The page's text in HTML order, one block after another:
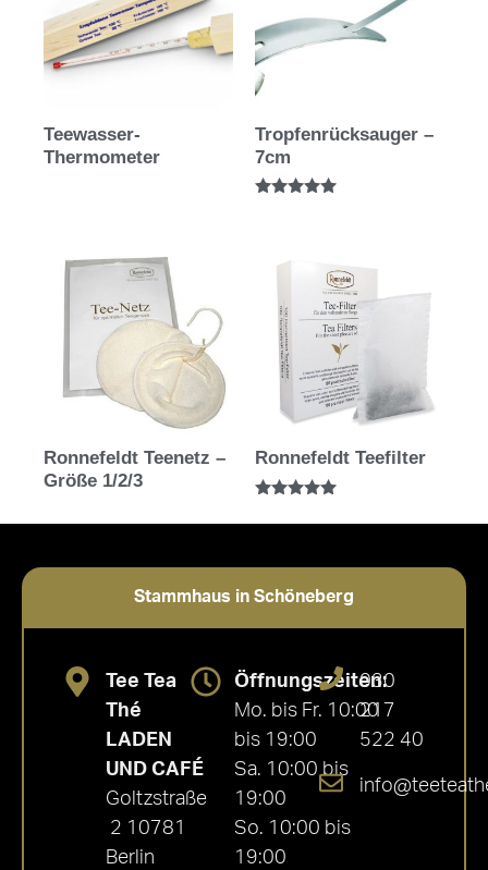
Teewasser-
Thermometer
Tropfenrücksauger –
7cm
Ronnefeldt Teenetz –
Größe 1/2/3
Ronnefeldt Teefilter
5.00
Stammhaus in Schöneberg
Tee Tea
Thé
LADEN
UND CAFÉ
Goltzstraße
2 10781
Berlin
Öffnungszeiten:
Mo. bis Fr. 10:00
bis 19:00
Sa. 10:00 bis
19:00
So. 10:00 bis
19:00
030
217
522 40